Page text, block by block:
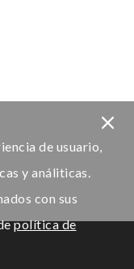
de usuario,
y análiticas.
con sus
política de